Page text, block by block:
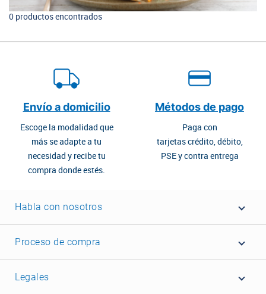
0 productos encontrados
Envío a domicilio
Escoge la modalidad que
más se adapte a tu
necesidad y recibe tu
compra donde estés.
Métodos de pago
Paga con
tarjetas crédito, débito,
PSE y contra entrega
Habla con nosotros
Proceso de compra
Legales